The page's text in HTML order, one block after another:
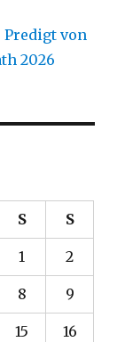
Predigt von
2026
S S
1 2
8 9
15 16